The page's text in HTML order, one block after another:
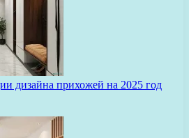
дизайна прихожей на 2025 год